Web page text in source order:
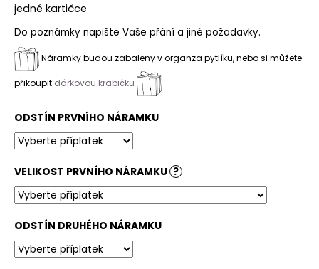
jedné kartičce
Do poznámky napište Vaše přání a jiné požadavky.
Náramky budou zabaleny v organza pytlíku, nebo si můžete
přikoupit dárkovou krabičku
ODSTÍN PRVNÍHO NÁRAMKU
VELIKOST PRVNÍHO NÁRAMKU ?
ODSTÍN DRUHÉHO NÁRAMKU